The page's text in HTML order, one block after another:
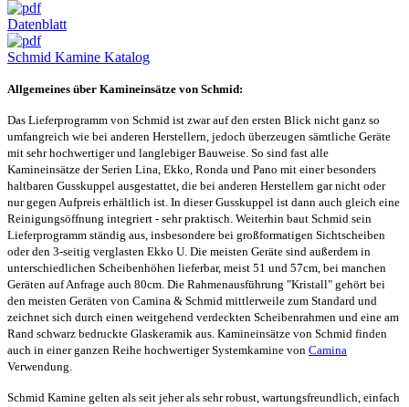
Datenblatt
Schmid Kamine Katalog
Allgemeines über Kamineinsätze von Schmid:
Das Lieferprogramm von Schmid ist zwar auf den ersten Blick nicht ganz so
umfangreich wie bei anderen Herstellern, jedoch überzeugen sämtliche Geräte
mit sehr hochwertiger und langlebiger Bauweise. So sind fast alle
Kamineinsätze der Serien Lina, Ekko, Ronda und Pano mit einer besonders
haltbaren Gusskuppel ausgestattet, die bei anderen Herstellern gar nicht oder
nur gegen Aufpreis erhältlich ist. In dieser Gusskuppel ist dann auch gleich eine
Reinigungsöffnung integriert - sehr praktisch. Weiterhin baut Schmid sein
Lieferprogramm ständig aus, insbesondere bei großformatigen Sichtscheiben
oder den 3-seitig verglasten Ekko U. Die meisten Geräte sind außerdem in
unterschiedlichen Scheibenhöhen lieferbar, meist 51 und 57cm, bei manchen
Geräten auf Anfrage auch 80cm. Die Rahmenausführung "Kristall" gehört bei
den meisten Geräten von Camina & Schmid mittlerweile zum Standard und
zeichnet sich durch einen weitgehend verdeckten Scheibenrahmen und eine am
Rand schwarz bedruckte Glaskeramik aus. Kamineinsätze von Schmid finden
auch in einer ganzen Reihe hochwertiger Systemkamine von Camina
Verwendung.
Schmid Kamine gelten als seit jeher als sehr robust, wartungsfreundlich, einfach